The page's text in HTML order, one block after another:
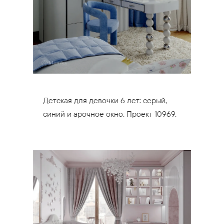
Детская для девочки 6 лет: серый,
синий и арочное окно. Проект 10969.